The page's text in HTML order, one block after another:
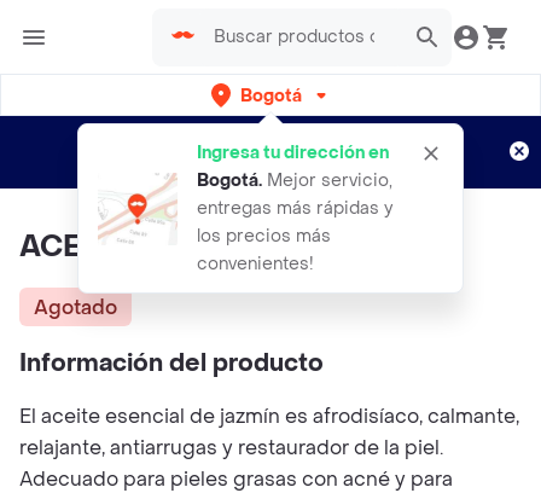
Bogotá
Ingresa tu dirección en
Bogotá. Mejor servicio,
entregas más rápidas y
los precios más
convenientes!
envíos gratis por semanas
Aplican TyC
ACEITE ESENCIAL DE JAZMÍN
Agotado
Información del producto
El aceite esencial de jazmín es afrodisíaco, calmante,
relajante, antiarrugas y restaurador de la piel.
Adecuado para pieles grasas con acné y para